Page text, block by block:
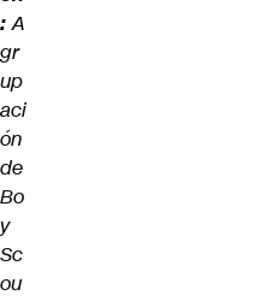
: A
gr
up
aci
ón
de
Bo
y
Sc
ou